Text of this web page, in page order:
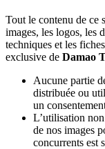
Tout le contenu de ce
images, les logos, les
techniques et les
exclusive de Damao
Aucune partie
distribuée ou
un
L’utilisation
de nos images
concurrents est